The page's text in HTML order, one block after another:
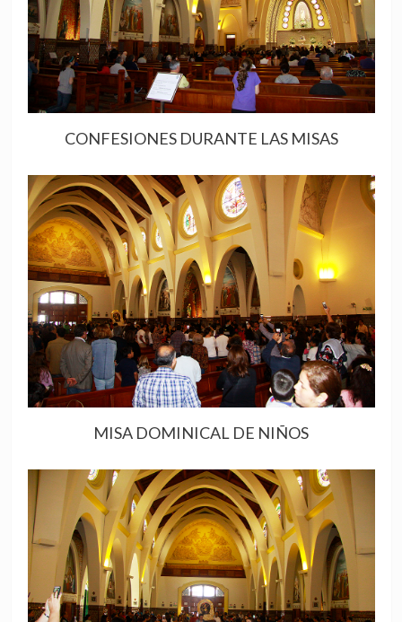
CONFESIONES DURANTE LAS MISAS
MISA DOMINICAL DE NIÑOS